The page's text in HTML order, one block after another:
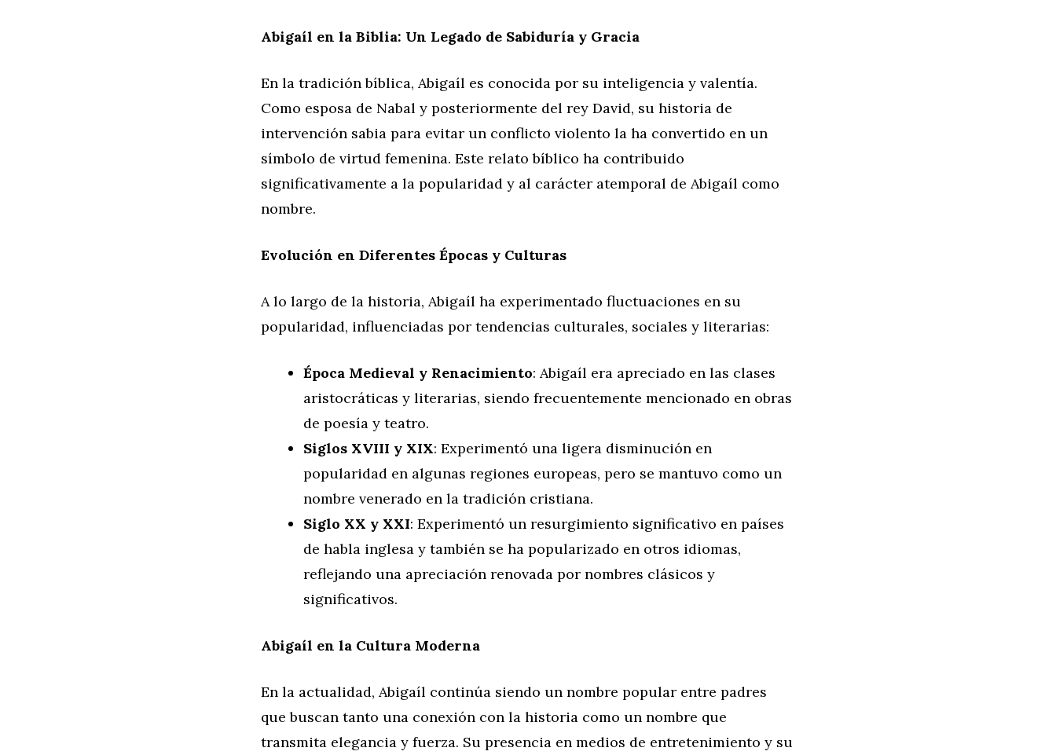
Abigaíl en la Biblia: Un Legado de Sabiduría y Gracia
En la tradición bíblica, Abigaíl es conocida por su inteligencia y valentía.
Como esposa de Nabal y posteriormente del rey David, su historia de
intervención sabia para evitar un conflicto violento la ha convertido en un
símbolo de virtud femenina. Este relato bíblico ha contribuido
significativamente a la popularidad y al carácter atemporal de Abigaíl como
nombre.
Evolución en Diferentes Épocas y Culturas
A lo largo de la historia, Abigaíl ha experimentado fluctuaciones en su
popularidad, influenciadas por tendencias culturales, sociales y literarias:
Época Medieval y Renacimiento: Abigaíl era apreciado en las clases
aristocráticas y literarias, siendo frecuentemente mencionado en obras
de poesía y teatro.
Siglos XVIII y XIX: Experimentó una ligera disminución en
popularidad en algunas regiones europeas, pero se mantuvo como un
nombre venerado en la tradición cristiana.
Siglo XX y XXI: Experimentó un resurgimiento significativo en países
de habla inglesa y también se ha popularizado en otros idiomas,
reflejando una apreciación renovada por nombres clásicos y
significativos.
Abigaíl en la Cultura Moderna
En la actualidad, Abigaíl continúa siendo un nombre popular entre padres
que buscan tanto una conexión con la historia como un nombre que
transmita elegancia y fuerza. Su presencia en medios de entretenimiento y su